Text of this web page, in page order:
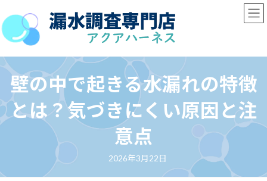
ン
テ
ツ
キ
ッ
ビ
ゲ
シ
に
移
壁の中で起きる水漏れの特徴
とは？気づきにくい原因と注
意点
2026年3月22日